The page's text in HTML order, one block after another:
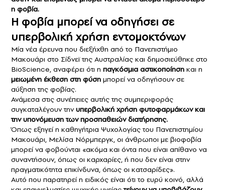
η φοβία.
Η φοβία μπορεί να οδηγήσει σε
υπερβολική χρήση εντομοκτόνων
Μία νέα έρευνα που διεξήχθη από το Πανεπιστήμιο
Μακουάρι στο Σίδνεϊ της Αυστραλίας και δημοσιεύθηκε στο
BioScience, αναφέρει ότι η παγκόσμια αστικοποίηση και η
μειωμένη έκθεση στη φύση μπορεί να οδηγήσουν σε
αύξηση της φοβίας.
Ανάμεσα στις συνέπειες αυτής της συμπεριφοράς
συγκαταλέγουν τηνυπερβολική χρήση φυτοφαρμάκων και
την υπονόμευση των προσπαθειών διατήρησης.
Όπως εξηγεί η καθηγήτρια Ψυχολογίας του Πανεπιστημίου
Μακουάρι, Μελίσα Νόρμπεργκ, οι άνθρωποι με βιοφοβία
μπορεί να φοβούνται «ακόμα και όντα που είναι απίθανο να
συναντήσουν, όπως οι καρχαρίες, ή που δεν είναι στην
πραγματικότητα επικίνδυνα, όπως οι κατσαρίδες».
Αυτό που παρατηρεί η ειδικός είναι ότι το ευρύ κοινό, αλλά